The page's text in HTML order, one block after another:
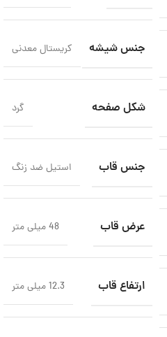
جنس شیشه کریستال معدنی
شکل صفحه گرد
جنس قاب استیل ضد زنگ
عرض قاب 48 میلی متر
ارتفاع قاب 12.3 میلی متر